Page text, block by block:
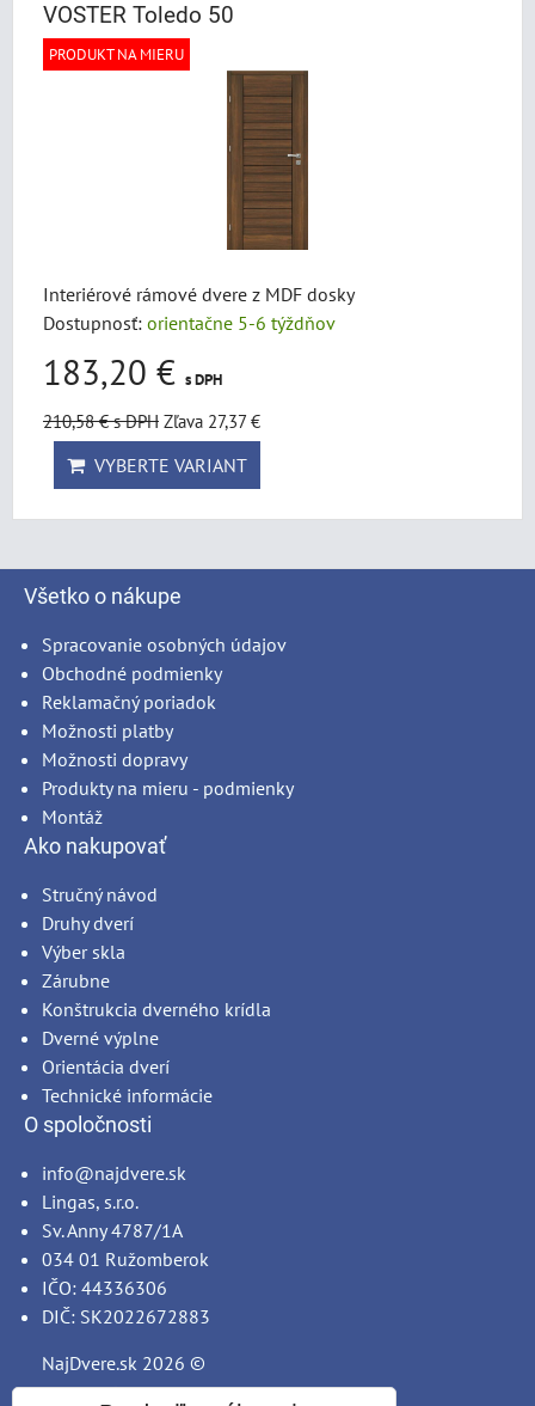
VOSTER Toledo 50
PRODUKT NA MIERU
Interiérové rámové dvere z MDF dosky
Dostupnosť: orientačne 5-6 týždňov
183,20 € s DPH
210,58 €s DPH Zľava 27,37 €
VYBERTE VARIANT
Všetko o nákupe
Spracovanie osobných údajov
Obchodné podmienky
Reklamačný poriadok
Možnosti platby
Možnosti dopravy
Produkty na mieru - podmienky
Montáž
Ako nakupovať
Stručný návod
Druhy dverí
Výber skla
Zárubne
Konštrukcia dverného krídla
Dverné výplne
Orientácia dverí
Technické informácie
O spoločnosti
info@najdvere.sk
Lingas, s.r.o.
Sv. Anny 4787/1A
034 01 Ružomberok
IČO: 44336306
DIČ: SK2022672883
NajDvere.sk 2026 ©